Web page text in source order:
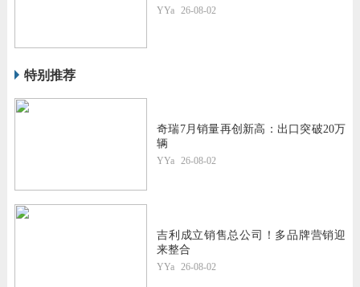
YYa 26-08-02
特别推荐
奇瑞7月销量再创新高：出口突破20万
辆
YYa 26-08-02
吉利成立销售总公司！多品牌营销迎
来整合
YYa 26-08-02